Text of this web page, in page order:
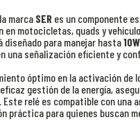
marca SER es un componente
motocicletas, quads y
diseñado para manejar hasta10W
una señalización eficiente y
óptimo en la activación de
gestión de la energía,
relé es compatible con una
práctica para quienes buscan